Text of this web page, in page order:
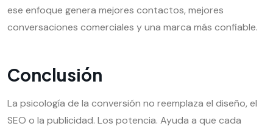
ese enfoque genera mejores contactos, mejores
conversaciones comerciales y una marca más confiable.
Conclusión
La psicología de la conversión no reemplaza el diseño, el
SEO o la publicidad. Los potencia. Ayuda a que cada